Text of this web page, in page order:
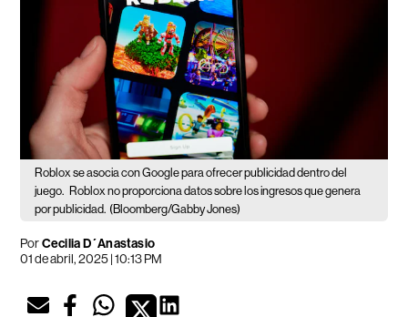
Roblox se asocia con Google para ofrecer publicidad dentro del
juego. Roblox no proporciona datos sobre los ingresos que genera
por publicidad. (Bloomberg/Gabby Jones)
PorCecilia D´Anastasio
01 de abril, 2025 | 10:13 PM